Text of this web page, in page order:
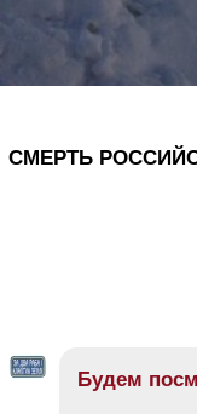
СМЕРТЬ
Будем